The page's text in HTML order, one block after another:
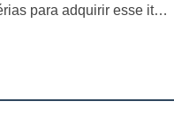
para adquirir esse item